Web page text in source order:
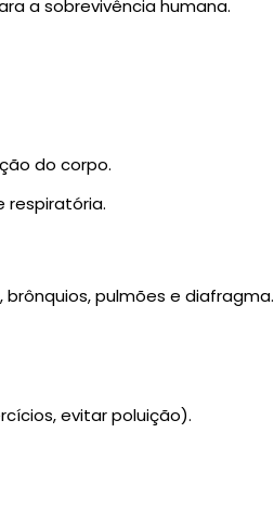
a sobrevivência humana.
do corpo.
respiratória.
pulmões e diafragma.
evitar poluição).